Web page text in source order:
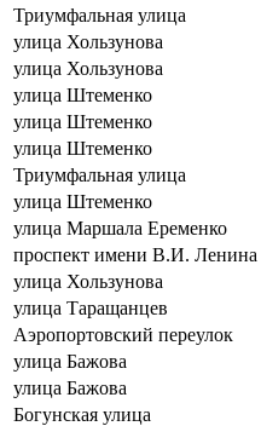
Триумфальная улица
улица Хользунова
улица Хользунова
улица Штеменко
улица Штеменко
улица Штеменко
Триумфальная улица
улица Штеменко
улица Маршала Еременко
проспект имени В.И. Ленина
улица Хользунова
улица Таращанцев
Аэропортовский переулок
улица Бажова
улица Бажова
Богунская улица